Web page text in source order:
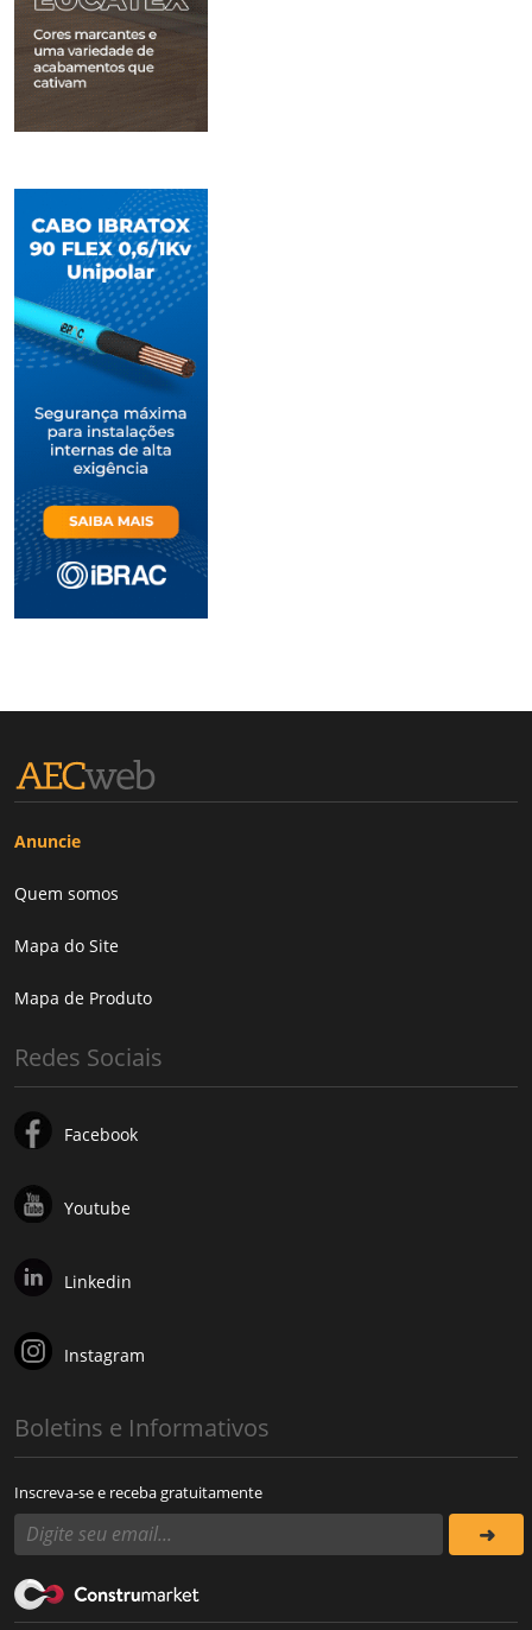
Anuncie
Quem somos
Mapa do Site
Mapa de Produto
Redes Sociais
Facebook
Youtube
Linkedin
Instagram
Boletins e Informativos
Inscreva-se e receba gratuitamente